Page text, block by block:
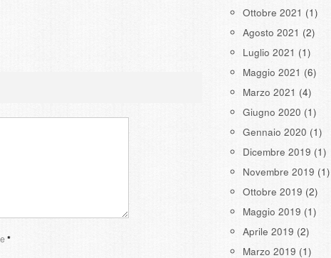
*
Ottobre 2021 (1)
Agosto 2021 (2)
Luglio 2021 (1)
Maggio 2021 (6)
Marzo 2021 (4)
Giugno 2020 (1)
Gennaio 2020 (1)
Dicembre 2019 (1)
Novembre 2019 (1)
Ottobre 2019 (2)
Maggio 2019 (1)
Aprile 2019 (2)
Marzo 2019 (1)